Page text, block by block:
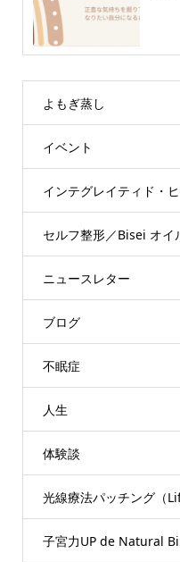
よもぎ蒸し
イベント
インテグレイティド・
セルフ整形／Bisei オイ
ニュースレター
ブログ
不眠症
人生
体験談
光線療法パッチング（
子宮力UP de Natural